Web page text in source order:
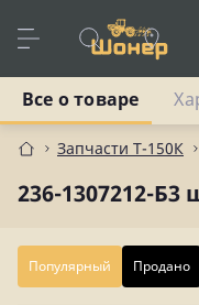
Запчасти Т-150К
236-1307212-Б3
Все о товаре
Популярный Продано